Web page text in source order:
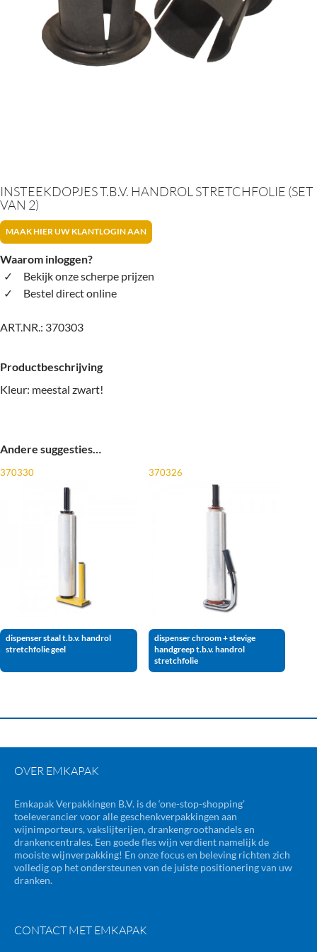
INSTEEKDOPJES T.B.V. HANDROL STRETCHFOLIE (SET
VAN 2)
MAAK HIER UW KLANTLOGIN AAN
Waarom inloggen?
Bekijk onze scherpe prijzen
Bestel direct online
ART.NR.: 370303
Productbeschrijving
Kleur: meestal zwart!
Andere suggesties…
370330
dispenser staal t.b.v. handrol
stretchfolie geel
370326
dispenser chroom + stevige
handgreep t.b.v. handrol
stretchfolie
OVER EMKAPAK
Emkapak Verpakkingen B.V. is de ‘one-stop-shopping’
toeleverancier voor alle geschenkverpakkingen aan
wijnimporteurs, vakslijterijen, drankengroothandels en
drankencentrales. Een goede fles wijn verdient namelijk de
mooiste wijnverpakking! En onze focus en beleving richten zich
volledig op het ondersteunen van de juiste positionering van uw
dranken.
CONTACT MET EMKAPAK